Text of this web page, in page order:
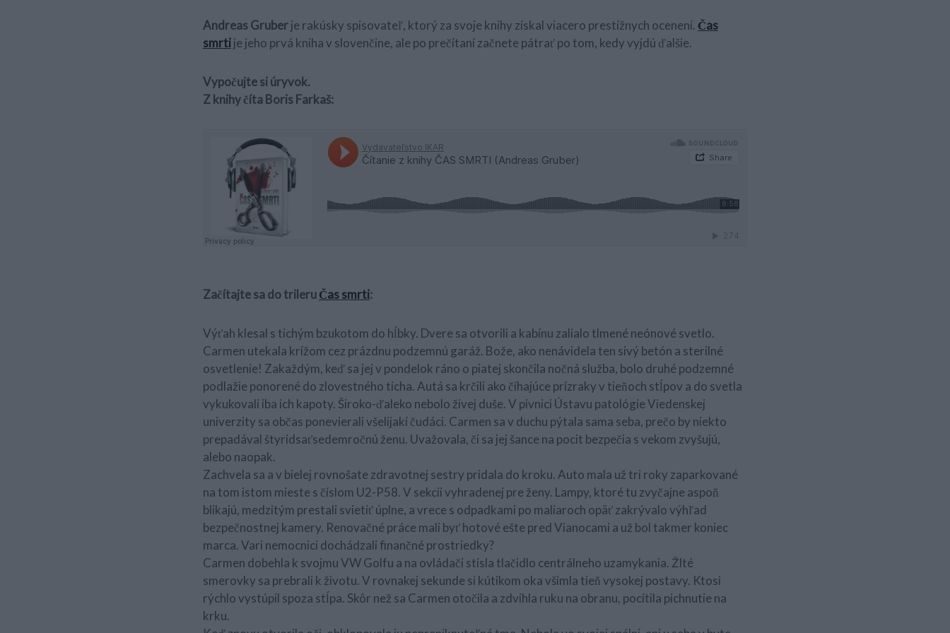
Andreas Gruberje rakúsky spisovateľ, ktorý za svoje knihy získal viacero prestížnych ocenení. Čas
smrtije jeho prvá kniha v slovenčine, ale po prečítaní začnete pátrať po tom, kedy vyjdú ďalšie.
Vypočujte si úryvok.
Z knihy číta Boris Farkaš:
Začítajte sa do trileruČas smrti:
Výťah klesal s tichým bzukotom do hĺbky. Dvere sa otvorili a kabínu zalialo tlmené neónové svetlo.
Carmen utekala krížom cez prázdnu podzemnú garáž. Bože, ako nenávidela ten sivý betón a sterilné
osvetlenie! Zakaždým, keď sa jej v pondelok ráno o piatej skončila nočná služba, bolo druhé podzemné
podlažie ponorené do zlovestného ticha. Autá sa krčili ako číhajúce prízraky v tieňoch stĺpov a do svetla
vykukovali iba ich kapoty. Široko-ďaleko nebolo živej duše. V pivnici Ústavu patológie Viedenskej
univerzity sa občas ponevierali všelijakí čudáci. Carmen sa v duchu pýtala sama seba, prečo by niekto
prepadával štyridsaťsedemročnú ženu. Uvažovala, či sa jej šance na pocit bezpečia s vekom zvyšujú,
alebo naopak.
Zachvela sa a v bielej rovnošate zdravotnej sestry pridala do kroku. Auto mala už tri roky zaparkované
na tom istom mieste s číslom U2-P58. V sekcii vyhradenej pre ženy. Lampy, ktoré tu zvyčajne aspoň
blikajú, medzitým prestali svietiť úplne, a vrece s odpadkami po maliaroch opäť zakrývalo výhľad
bezpečnostnej kamery. Renovačné práce mali byť hotové ešte pred Vianocami a už bol takmer koniec
marca. Vari nemocnici dochádzali finančné prostriedky?
Carmen dobehla k svojmu VW Golfu a na ovládači stisla tlačidlo centrálneho uzamykania. Žlté
smerovky sa prebrali k životu. V rovnakej sekunde si kútikom oka všimla tieň vysokej postavy. Ktosi
rýchlo vystúpil spoza stĺpa. Skôr než sa Carmen otočila a zdvihla ruku na obranu, pocítila pichnutie na
krku.